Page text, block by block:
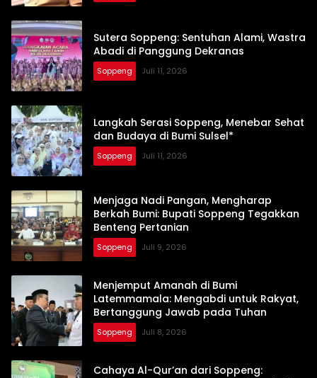
Sutera Soppeng: Sentuhan Alami, Wastra
Abadi di Panggung Dekranas
Soppeng Juli 11, 2026
Langkah Serasi Soppeng, Menebar Sehat
dan Budaya di Bumi Sulsel*
Soppeng Juli 11, 2026
Menjaga Nadi Pangan, Mengharap
Berkah Bumi: Bupati Soppeng Tegakkan
Benteng Pertanian
Soppeng Juli 9, 2026
Menjemput Amanah di Bumi
Latemmamala: Mengabdi untuk Rakyat,
Bertanggung Jawab pada Tuhan
Soppeng Juli 8, 2026
Cahaya Al-Qur’an dari Soppeng: